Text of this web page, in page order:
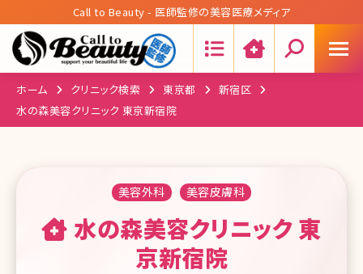
Call to Beauty - 医師監修の美容医療メディア
ホーム クリニック検索 東京都
新宿区
水の森美容クリニック 東京新宿院
美容外科 美容皮膚科
水の森美容クリニック 東
京新宿院